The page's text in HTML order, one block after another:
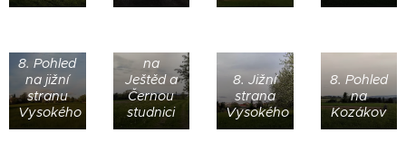
8. Pohled
na jižní
stranu
Vysokého
na
Ještěd a
Černou
studnici
8. Jižní
strana
Vysokého
8. Pohled
na
Kozákov